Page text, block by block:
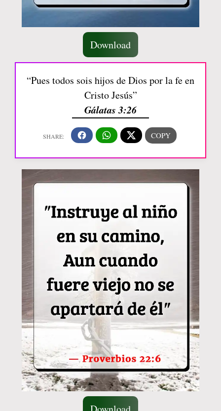
Download
“Pues todos sois hijos de Dios por la fe en
Cristo Jesús”
Gálatas 3:26